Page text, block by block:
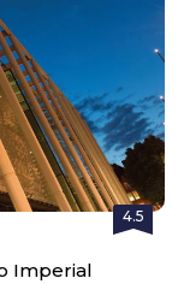
4.5
Imperial